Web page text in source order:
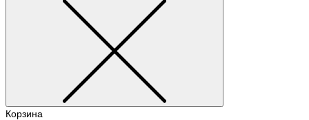
Корзина